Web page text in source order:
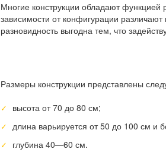
Многие конструкции обладают функцией
зависимости от конфигурации
разновидность выгодна тем, что
Размеры конструкции представлены
высота от 70 до 80 см;
длина варьируется от 50 до 100 см и
глубина 40—60 см.